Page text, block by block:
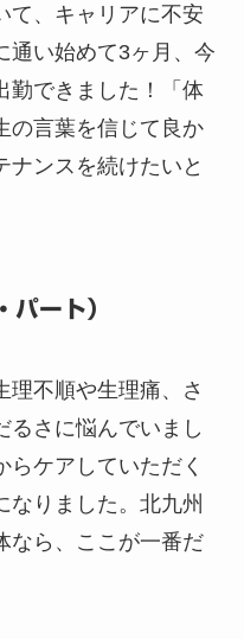
て、キャリアに不安
通い始めて3ヶ月、今
勤できました！「体
の言葉を信じて良か
ナンスを続けたいと
ート）
理不順や生理痛、さ
るさに悩んでいまし
ケアしていただく
なりました。北九州
なら、ここが一番だ